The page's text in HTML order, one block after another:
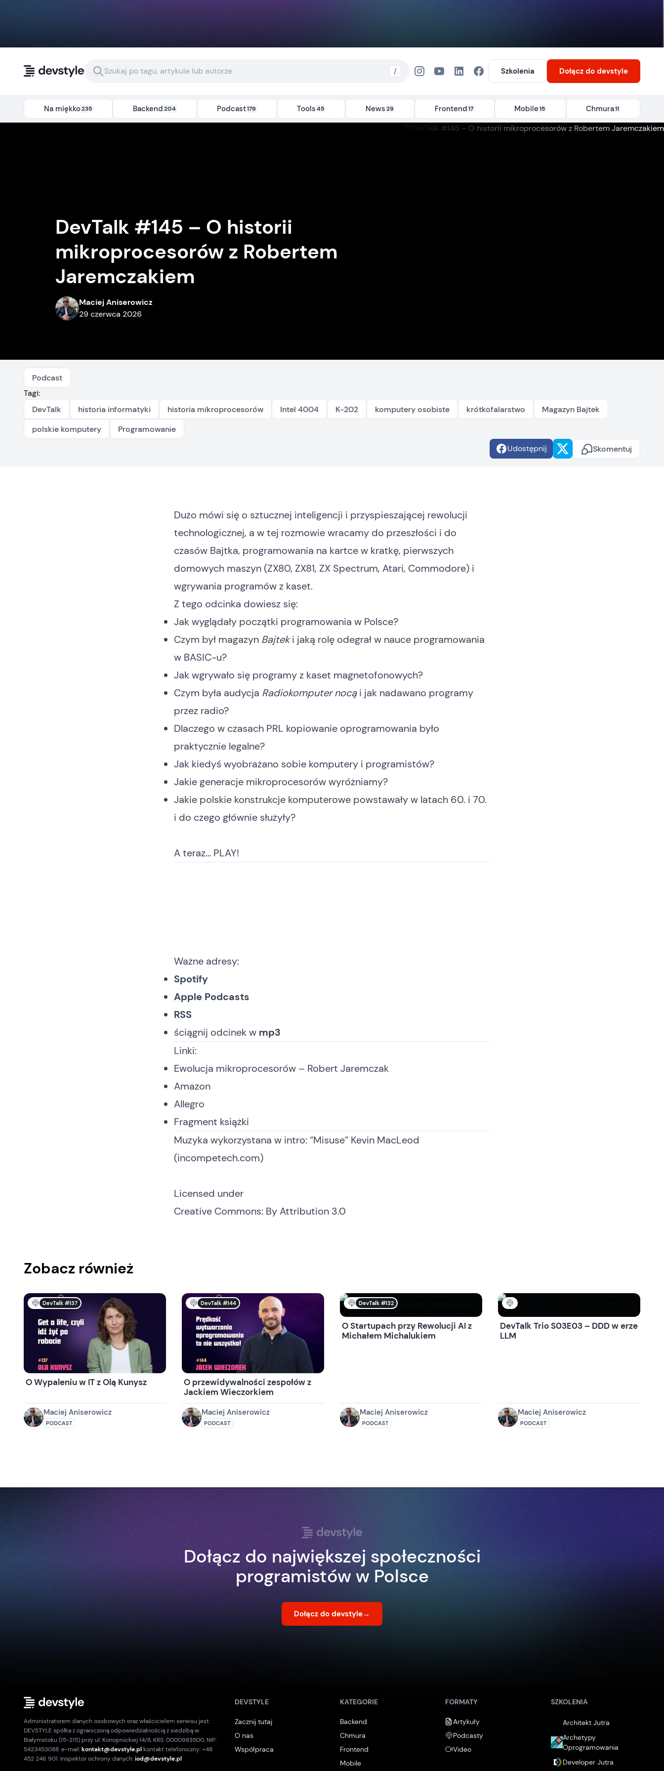
/ Szkolenia Dołącz do devstyle
Na miękko235 Backend204 Podcast179 Tools 45 News29 Frontend17 Mobile15 Chmura11
DevTalk #145 – O historii
mikroprocesorów z Robertem
Jaremczakiem
Maciej Aniserowicz
29 czerwca 2026
Podcast
Tagi:
DevTalk
historia informatyki historia mikroprocesorów Intel 4004 K-202 komputery osobiste krótkofalarstwo
Magazyn Bajtek
polskie komputery
Programowanie
Udostępnij
Skomentuj
Dużo mówi się o sztucznej inteligencji i przyspieszającej rewolucji
technologicznej, a w tej rozmowie wracamy do przeszłości i do
czasów Bajtka, programowania na kartce w kratkę, pierwszych
domowych maszyn (ZX80, ZX81, ZX Spectrum, Atari, Commodore) i
wgrywania programów z kaset.
Z tego odcinka dowiesz się:
Jak wyglądały początki programowania w Polsce?
Czym był magazyn Bajteki jaką rolę odegrał w nauce programowania
w BASIC-u?
Jak wgrywało się programy z kaset magnetofonowych?
Czym była audycja Radiokomputer nocąi jak nadawano programy
przez radio?
Dlaczego w czasach PRL kopiowanie oprogramowania było
praktycznie legalne?
Jak kiedyś wyobrażano sobie komputery i programistów?
Jakie generacje mikroprocesorów wyróżniamy?
Jakie polskie konstrukcje komputerowe powstawały w latach 60. i 70.
i do czego głównie służyły?
A teraz… PLAY!
Ważne adresy:
Spotify
Apple Podcasts
RSS
ściągnij odcinekw mp3
Linki:
Ewolucja mikroprocesorów – Robert Jaremczak
Amazon
Allegro
Fragment książki
Muzyka wykorzystana w intro: “Misuse” Kevin MacLeod
(incompetech.com)
Licensed under
Creative Commons: By Attribution 3.0
Zobacz również
DevTalk #137
O Wypaleniu w IT z Olą Kunysz
Maciej Aniserowicz
PODCAST
DevTalk #144
O przewidywalności zespołów z
Jackiem Wieczorkiem
Maciej Aniserowicz
PODCAST
DevTalk #132
O Startupach przy Rewolucji AI z
Michałem Michalukiem
Maciej Aniserowicz
PODCAST
DevTalk Trio S03E03 – DDD w erze
LLM
Maciej Aniserowicz
PODCAST
Dołącz do największej społeczności
programistów w Polsce
Dołącz do devstyle→
Administratorem danych osobowych oraz właścicielem serwisu jest:
DEVSTYLE spółka z ograniczoną odpowiedzialnością z siedzibą w
Białymstoku (15-215) przy ul. Konopnickiej 14/8, KRS: 0000983500, NIP:
5423453088. e-mail:kontakt@devstyle.plkontakt telefoniczny: +48
452 246 901. Inspektor ochrony danych:iod@devstyle.pl
DEVSTYLE
Zacznij tutaj
O nas
Współpraca
KATEGORIE
Backend
Chmura
Frontend
Mobile
FORMATY
Artykuły
Podcasty
Video
SZKOLENIA
Architekt Jutra
Archetypy
Oprogramowania
Developer Jutra